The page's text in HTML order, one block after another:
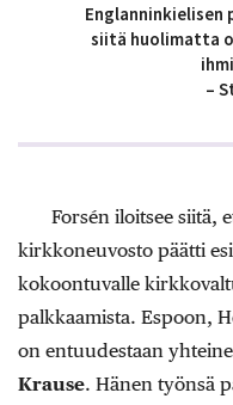
Englanninkielisen
siitä huolimatta
–
Forsén iloitsee siitä,
kirkkoneuvosto päätti
kokoontuvalle
palkkaamista. Espoon,
on entuudestaan
Krause. Hänen työnsä